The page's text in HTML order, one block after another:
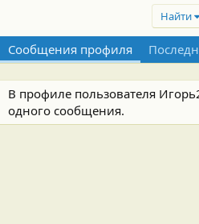
Найти
Сообщения профиля
В профиле пользователя
одного сообщения.